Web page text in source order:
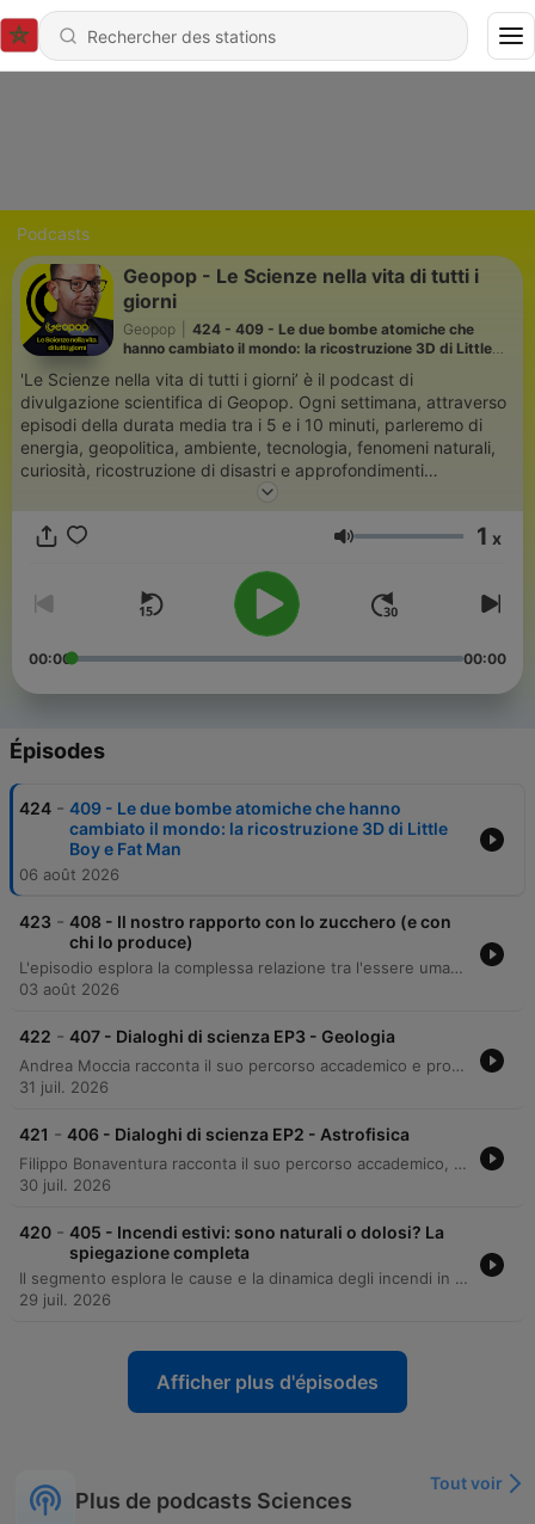
Podcasts
Geopop - Le Scienze nella vita di tutti i
giorni
Geopop
424 - 409 - Le due bombe atomiche che
hanno cambiato il mondo: la ricostruzione 3D di Little
'Le Scienze nella vita di tutti i giorni’ è il podcast di
divulgazione scientifica di Geopop. Ogni settimana, attraverso
episodi della durata media tra i 5 e i 10 minuti, parleremo di
energia, geopolitica, ambiente, tecnologia, fenomeni naturali,
curiosità, ricostruzione di disastri e approfondimenti
sull’attualità. Tutti temi legati, in un modo o nell'altro, alla nostra
giorni! Geopop è un canale presente su tutti i social, con oltre
Volume 1 x
00:00 00:00
Épisodes
424 - 409 - Le due bombe atomiche che hanno
cambiato il mondo: la ricostruzione 3D di Little
Boy e Fat Man
06 août 2026
423 - 408 - Il nostro rapporto con lo zucchero (e con
chi lo produce)
L'episodio esplora la complessa relazione tra l'essere umano e lo zucchero, analizzando la transizione storica da bene di lusso a prodotto industriale onnipresente. Attraverso una lente scientifica e sociale, il podcast esamina le strategie di lobbying dell'industria che hanno influenzato la percezione della salute pubblica e discute la distinzione fondamentale tra zuccheri naturali e zuccheri liberi. L'analisi si concentra sull'importanza delle quantità, sulle implicazioni sanitarie legate al diabete di tipo 2 e su come l'ambiente alimentare moderno sia progettato per massimizzare il consumo attraverso strategie di marketing e packaging.
03 août 2026
422 - 407 - Dialoghi di scienza EP3 - Geologia
Andrea Moccia racconta il suo percorso accademico e professionale, dalla scoperta della geologia e dei meccanismi naturali che portano i diamanti in superficie, alla sua esperienza internazionale come geologo delle risorse. L'episodio esplora la transizione decisiva dall'industria alla creazione di Geopop, descrivendo come un hobby si sia trasformato in una startup strutturata grazie al supporto editoriale e all'importanza del lavoro di squadra.
31 juil. 2026
421 - 406 - Dialoghi di scienza EP2 - Astrofisica
Filippo Bonaventura racconta il suo percorso accademico, dalla passione infantile per l'astronomia alla scelta di deviare dalla ricerca pura verso la divulgazione scientifica. L'intervista esplora le differenze tra astronomia e astrofisica, il ruolo della matematica come linguaggio universale e l'importanza dello storytelling per rendere accessibili concetti complessi. Il dialogo approfondisce inoltre le applicazioni pratiche della fisica nel mondo reale e riflette sulla bellezza intrinseca delle equazioni scientifiche. Attraverso ricordi formativi, come l'incontro con Margherita Hack, emerge il valore dell'unione tra rigore scientifico, impegno personale ed emotività.
30 juil. 2026
420 - 405 - Incendi estivi: sono naturali o dolosi? La
spiegazione completa
Il segmento esplora le cause e la dinamica degli incendi in Italia, evidenziando come quasi la totalità sia di origine umana. Vengono spiegati i fattori fisici che alimentano il fuoco, l'impatente ruolo della crisi climatica nel preparare il terreno e le diverse strategie utilizzate dai vigili del fuoco per contrastarli. L'analisi approfondisce la distinzione tra piromani e incendiari, smentendo il mito della speculazione edilizia come principale motore del dolo. L'autore spiega che la maggior parte degli incendi è causata dall'uomo, sia per dolo (spesso per scopi agricoli o lavorativi) che per colpa, osservando un trend generale in decrescita grazie alle leggi vigenti.
29 juil. 2026
Afficher plus d'épisodes
Plus de podcasts Sciences
Tout voir